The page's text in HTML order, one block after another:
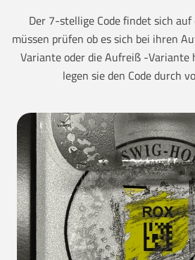
Der 7-stellige Code findet sich
müssen prüfen ob es sich bei ihren
Variante oder die Aufreiß -Variante
legen sie den Code durch